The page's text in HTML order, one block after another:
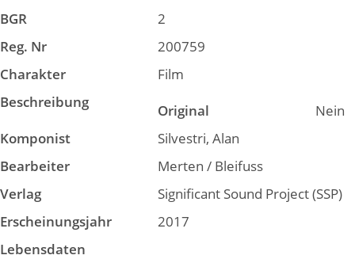
BGR
2
Reg. Nr
200759
Charakter
Film
Beschreibung
Original
Nein
Komponist
Silvestri, Alan
Bearbeiter
Merten / Bleifuss
Verlag
Significant Sound Project (SSP)
Erscheinungsjahr
2017
Lebensdaten